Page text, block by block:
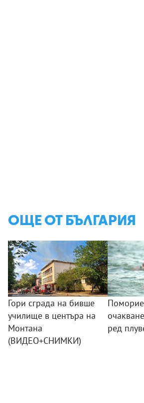
ОЩЕ ОТ БЪЛГАРИЯ
Гори сграда на бивше
училище в центъра на
Монтана
(ВИДЕО+СНИМКИ)
Поморие
ред